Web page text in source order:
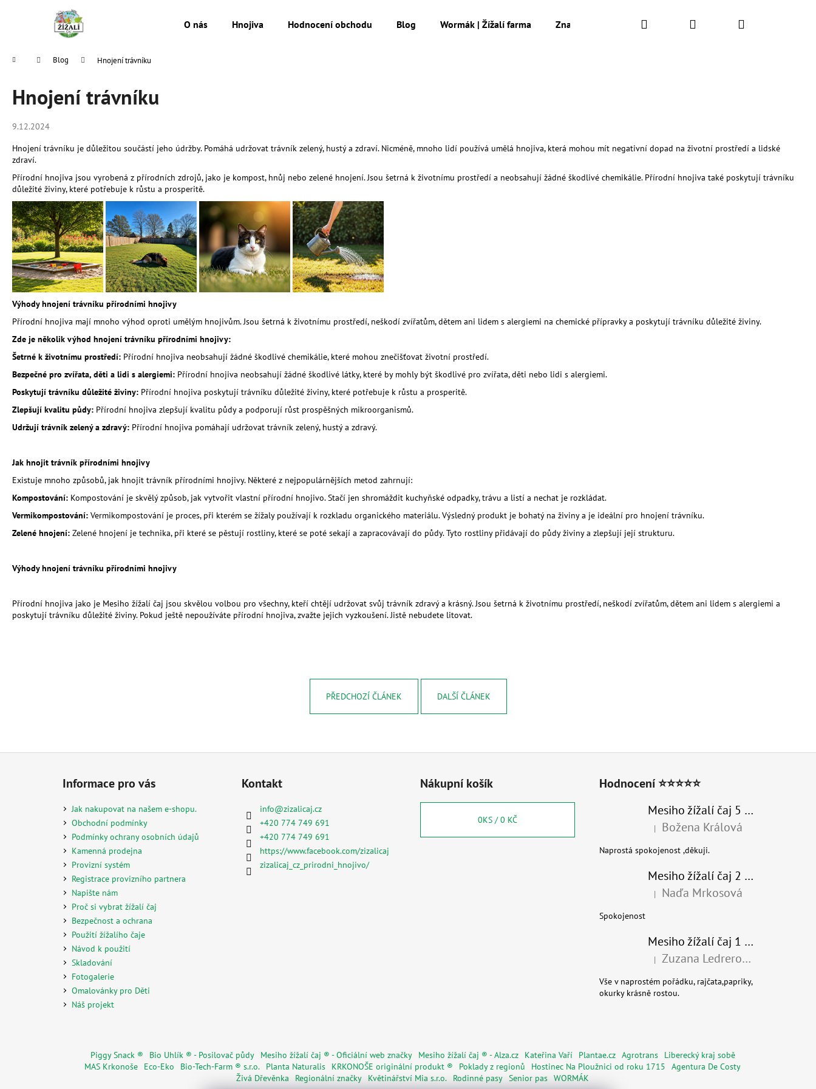
O nás Hnojiva Hodnocení obchodu Blog Wormák | Žížalí farma Značky Hledat PřihlášeníNákupní
Domů Blog Hnojení trávníku
Hnojení trávníku
9.12.2024
Hnojení trávníku je důležitou součástí jeho údržby. Pomáhá udržovat trávník zelený, hustý a zdraví. Nicméně, mnoho lidí používá umělá hnojiva, která mohou mít negativní dopad na životní prostředí a lidské
zdraví.
Přírodní hnojiva jsou vyrobená z přírodních zdrojů, jako je kompost, hnůj nebo zelené hnojení. Jsou šetrná k životnímu prostředí a neobsahují žádné škodlivé chemikálie. Přírodní hnojiva také poskytují trávníku
důležité živiny, které potřebuje k růstu a prosperitě.
Výhody hnojení trávníku přírodními hnojivy
Přírodní hnojiva mají mnoho výhod oproti umělým hnojivům. Jsou šetrná k životnímu prostředí, neškodí zvířatům, dětem ani lidem s alergiemi na chemické přípravky a poskytují trávníku důležité živiny.
Zde je několik výhod hnojení trávníku přírodními hnojivy:
Šetrné k životnímu prostředí: Přírodní hnojiva neobsahují žádné škodlivé chemikálie, které mohou znečišťovat životní prostředí.
Bezpečné pro zvířata, děti a lidi s alergiemi: Přírodní hnojiva neobsahují žádné škodlivé látky, které by mohly být škodlivé pro zvířata, děti nebo lidi s alergiemi.
Poskytují trávníku důležité živiny: Přírodní hnojiva poskytují trávníku důležité živiny, které potřebuje k růstu a prosperitě.
Zlepšují kvalitu půdy: Přírodní hnojiva zlepšují kvalitu půdy a podporují růst prospěšných mikroorganismů.
Udržují trávník zelený a zdravý: Přírodní hnojiva pomáhají udržovat trávník zelený, hustý a zdravý.
Jak hnojit trávník přírodními hnojivy
Existuje mnoho způsobů, jak hnojit trávník přírodními hnojivy. Některé z nejpopulárnějších metod zahrnují:
Kompostování: Kompostování je skvělý způsob, jak vytvořit vlastní přírodní hnojivo. Stačí jen shromáždit kuchyňské odpadky, trávu a listí a nechat je rozkládat.
Vermikompostování: Vermikompostování je proces, při kterém se žížaly používají k rozkladu organického materiálu. Výsledný produkt je bohatý na živiny a je ideální pro hnojení trávníku.
Zelené hnojení: Zelené hnojení je technika, při které se pěstují rostliny, které se poté sekají a zapracovávají do půdy. Tyto rostliny přidávají do půdy živiny a zlepšují její strukturu.
Výhody hnojení trávníku přírodními hnojivy
Přírodní hnojiva jako je Mesiho žížalí čaj jsou skvělou volbou pro všechny, kteří chtějí udržovat svůj trávník zdravý a krásný. Jsou šetrná k životnímu prostředí, neškodí zvířatům, dětem ani lidem s alergiemi a
poskytují trávníku důležité živiny. Pokud ještě nepoužíváte přírodní hnojiva, zvažte jejich vyzkoušení. Jistě nebudete litovat.
PŘEDCHOZÍ ČLÁNEK DALŠÍ ČLÁNEK
Zpět
Zpět
MESIHO ŽÍŽALÍ ČAJ 0.5 L - PŘÍRODNÍ
ORGANICKÉ HNOJIVO 100% NATURE
120 Kč
MESIHO ŽÍŽALÍ ČAJ S KOPŘIVOU A
BIOUHLÍKEM 999 LITRŮ
97 900 Kč
Informace pro vás
Jak nakupovat na našem e-shopu.
Obchodní podmínky
Podmínky ochrany osobních údajů
Kamenná prodejna
Provizní systém
Registrace provizního partnera
Napište nám
Proč si vybrat žížalí čaj
Bezpečnost a ochrana
Použití žížalího čaje
Návod k použití
Skladování
Fotogalerie
Omalovánky pro Děti
Náš projekt
Kontakt
info@zizalicaj.cz
+420 774 749 691
+420 774 749 691
https://www.facebook.com/zizalicaj
zizalicaj_cz_prirodni_hnojivo/
Nákupní košík
0KS /0 KČ
Hodnocení ⭐⭐⭐⭐⭐
Mesiho žížalí čaj 5 l - Přírodní organické hnojivo 100% nature
Hodnocení produktu je 5 z 5 hvězdiček.
| Božena Králová
Naprostá spokojenost ,děkuji.
Mesiho žížalí čaj 2 l - Přírodní organické hnojivo 100% nature - recyklovaný obal
Hodnocení produktu je 5 z 5 hvězdiček.
| Naďa Mrkosová
Spokojenost
Mesiho žížalí čaj 1 l - Univerzální organické hnojivo
Hodnocení produktu je 5 z 5 hvězdiček.
| Zuzana Ledrerová
Vše v naprostém pořádku, rajčata,papriky,
okurky krásně rostou.
Piggy Snack ® Bio Uhlík ® - Posilovač půdy Mesiho žížalí čaj ® - Oficiální web značky Mesiho žížalí čaj ® - Alza.cz Kateřina Vaří Plantae.cz Agrotrans
Liberecký kraj sobě
MAS Krkonoše
Eco-Eko Bio-Tech-Farm ® s.r.o. Planta Naturalis KRKONOŠE originální produkt ® Poklady z regionů Hostinec Na Ploužnici od roku 1715
Agentura De Costy
Živá Dřevěnka
Regionální značky Květinářství Mia s.r.o. Rodinné pasy Senior pas WORMÁK